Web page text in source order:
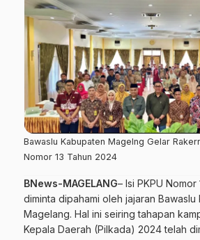
Bawaslu Kabupaten Magelng Gelar
Nomor 13 Tahun 2024
BNews-MAGELANG– Isi PKPU
diminta dipahami oleh jajaran Bawaslu
Magelang. Hal ini seiring tahapan
Kepala Daerah (Pilkada) 2024 telah